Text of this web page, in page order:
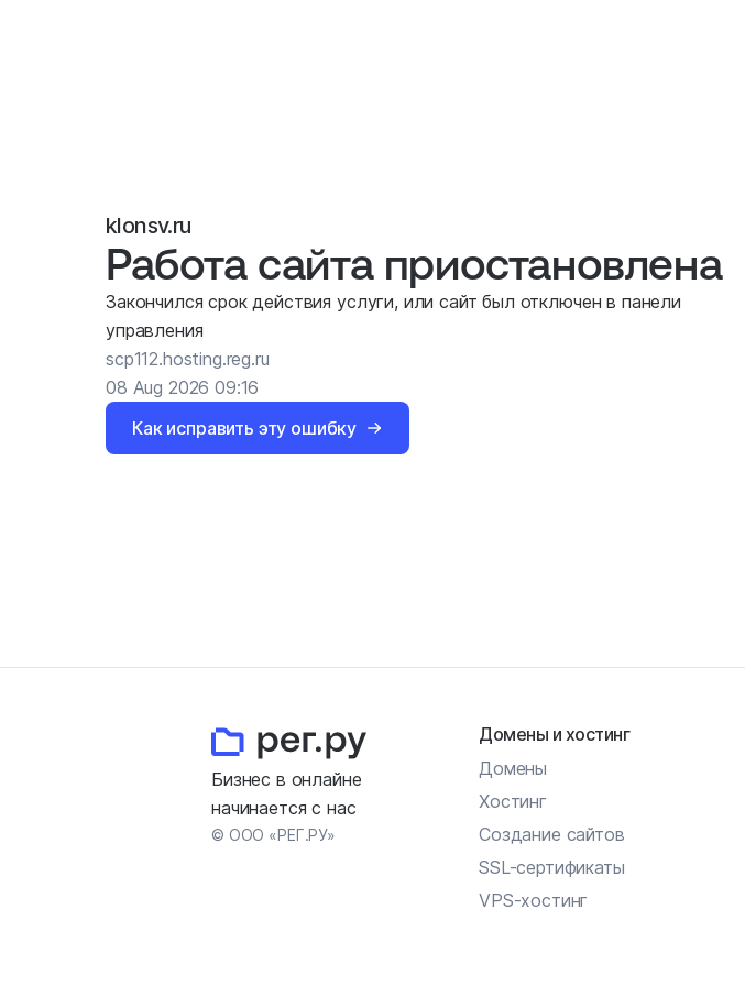
klonsv.ru
Работа сайта приостановлена
Закончился срок действия услуги, или сайт был отключен в панели
управления
scp112.hosting.reg.ru
08 Aug 2026 09:16
Как исправить эту ошибку
Бизнес в онлайне
начинается с нас
© ООО «РЕГ.РУ»
Домены и хостинг
Домены
Хостинг
Создание сайтов
SSL-сертификаты
VPS-хостинг